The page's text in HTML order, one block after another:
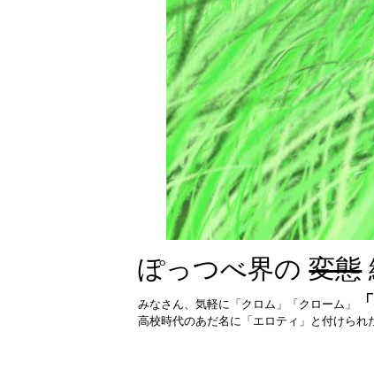
ぽっつべ界の変態
みなさん、気軽に「クロム」「クローム」
高校時代のあだ名に「エロティ」と付けら